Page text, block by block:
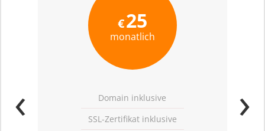
€25
monatlich
Domain inklusive
SSL-Zertifikat inklusive
‹ ›